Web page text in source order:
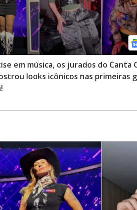
em música, os jurados do Canta
looks icônicos nas primeiras